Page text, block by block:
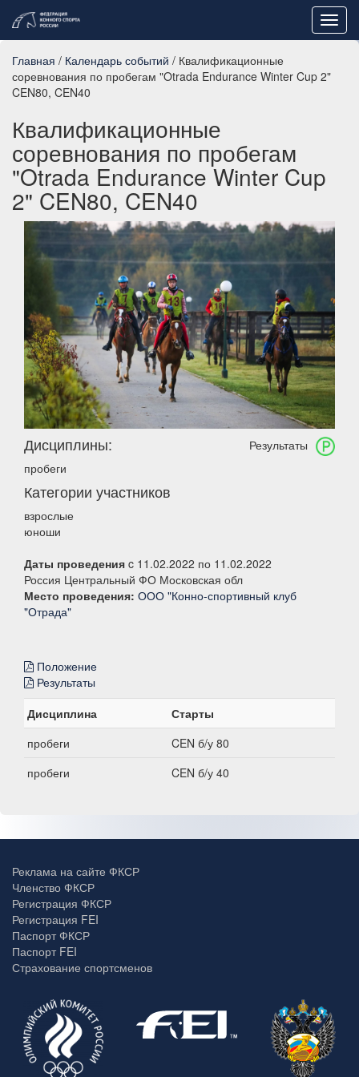
Главная / Календарь событий / Квалификационные
соревнования по пробегам "Otrada Endurance Winter Cup 2"
CEN80, CEN40
Квалификационные
соревнования по пробегам
"Otrada Endurance Winter Cup
2" CEN80, CEN40
Результаты
Дисциплины:
пробеги
Категории участников
взрослые
юноши
Даты проведения c 11.02.2022 по 11.02.2022
Россия Центральный ФО Московская обл
Место проведения: ООО "Конно-спортивный клуб
"Отрада"
Положение
Результаты
Дисциплина
Старты
пробеги
CEN б/у 80
пробеги
CEN б/у 40
Реклама на сайте ФКСР
Членство ФКСР
Регистрация ФКСР
Регистрация FEI
Паспорт ФКСР
Паспорт FEI
Страхование спортсменов